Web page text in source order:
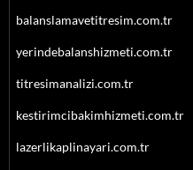
balanslamavetitresim.com.tr
yerindebalanshizmeti.com.tr
titresimanalizi.com.tr
kestirimcibakimhizmeti.com.tr
lazerlikaplinayari.com.tr